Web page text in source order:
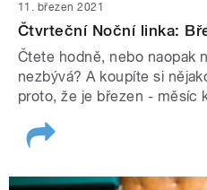
11. březen 2021
Čtvrteční Noční linka:
Čtete hodně, nebo naopak
nezbývá? A koupíte si
proto, že je březen - měsíc